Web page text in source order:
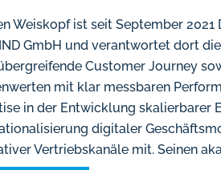
Weiskopf ist seit September
GmbH und verantwortet dort
Customer Journey
mit klar messbaren
in der Entwicklung skalierbarer
digitaler
Vertriebskanäle mit. Seinen